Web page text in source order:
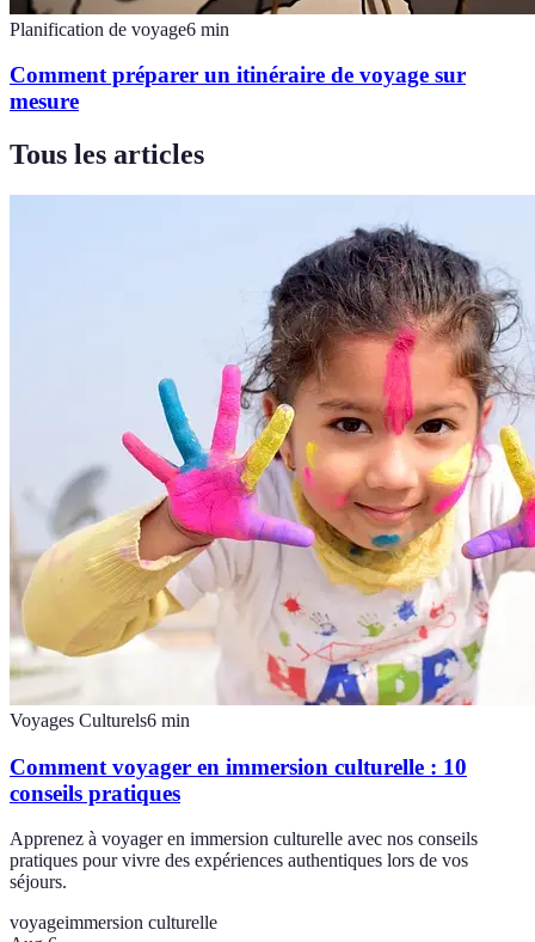
Planification de voyage6 min
Comment préparer un itinéraire de voyage sur
mesure
Tous les articles
Voyages Culturels6 min
Comment voyager en immersion culturelle : 10
conseils pratiques
Apprenez à voyager en immersion culturelle avec nos conseils
pratiques pour vivre des expériences authentiques lors de vos
séjours.
voyageimmersion culturelle